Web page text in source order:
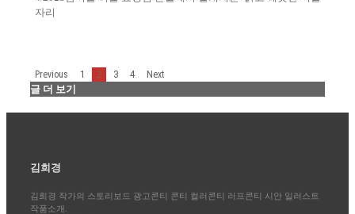
자리
Previous 1 2 3 4 Next
글 더 보기
김희경
김희경 작가의 스토리보드 광고콘티 콘티 컬러콘티 러프콘티 시안 일러스트
작품소개.